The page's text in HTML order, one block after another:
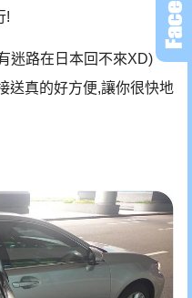
!
迷路在日本回不來XD)